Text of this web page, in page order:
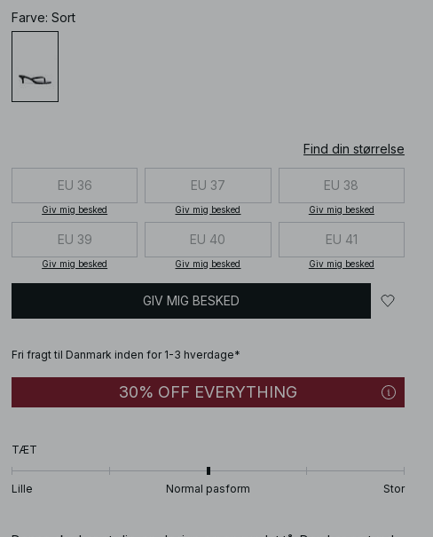
Farve: Sort
Find din størrelse
EU 36
Giv mig besked
EU 37
Giv mig besked
EU 38
Giv mig besked
EU 39
Giv mig besked
EU 40
Giv mig besked
EU 41
Giv mig besked
GIV MIG BESKED
Fri fragt til Danmark inden for 1-3 hverdage*
30% OFF EVERYTHING
TÆT
Lille Normal pasform Stor